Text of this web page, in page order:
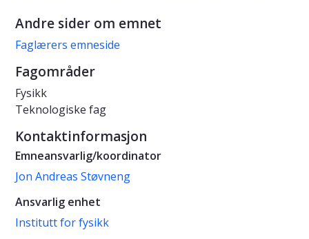
Andre sider om emnet
Faglærers emneside
Fagområder
Fysikk
Teknologiske fag
Kontaktinformasjon
Emneansvarlig/koordinator
Jon Andreas Støvneng
Ansvarlig enhet
Institutt for fysikk